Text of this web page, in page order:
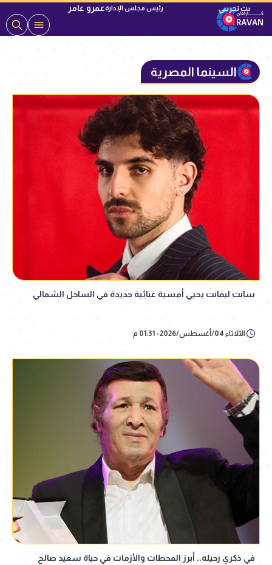
رئيس مجلس الإدارةعمرو عامر
السينما المصرية
سانت ليفانت يحيي أمسية غنائية جديدة في الساحل الشمالي
الثلاثاء 04/أغسطس/2026 - 01:31 م
في ذكري رحيله.. أبرز المحطات والأزمات في حياة سعيد صالح